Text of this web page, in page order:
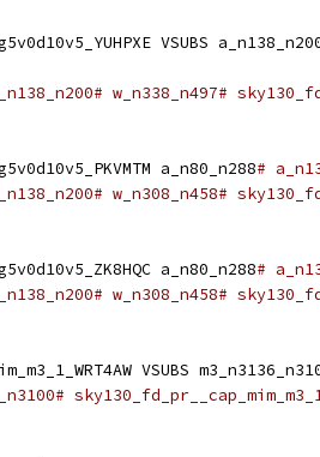
VSUBS
w_n338_n497#
a_n80_n288#
w_n308_n458#
a_n80_n288#
w_n308_n458#
VSUBS